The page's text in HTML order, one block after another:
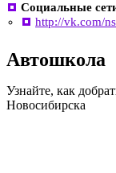
Социальные
http://vk.com/
Автошкола
Узнайте, как
Новосибирска